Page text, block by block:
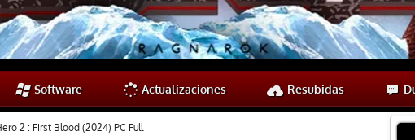
Software Actualizaciones Resubidas
2 : First Blood (2024) PC Full